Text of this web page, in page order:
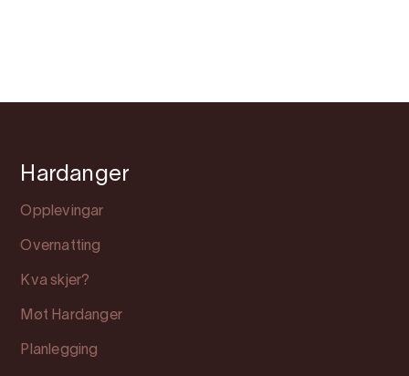
Hardanger
Opplevingar
Overnatting
Kva skjer?
Møt Hardanger
Planlegging